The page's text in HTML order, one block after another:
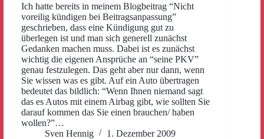
Ich hatte bereits in meinem Blogbeitrag “Nicht
voreilig kündigen bei Beitragsanpassung”
geschrieben, dass eine Kündigung gut zu
überlegen ist und man sich generell zunächst
Gedanken machen muss. Dabei ist es zunächst
wichtig die eigenen Ansprüche an “seine PKV”
genau festzulegen. Das geht aber nur dann, wenn
Sie wissen was es gibt. Auf ein Auto übertragen
bedeutet das bildlich: “Wenn Ihnen niemand sagt
das es Autos mit einem Airbag gibt, wie sollten Sie
darauf kommen das Sie einen brauchen/ haben
wollen?”…
Sven Hennig
1. Dezember 2009